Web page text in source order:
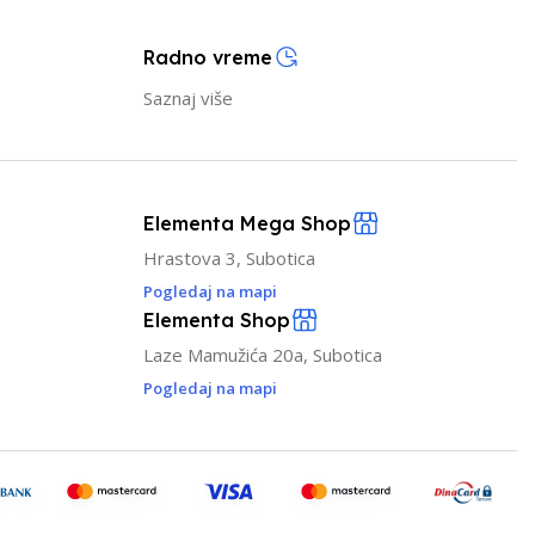
Radno vreme
Saznaj više
Elementa Mega Shop
Hrastova 3, Subotica
Pogledaj na mapi
Elementa Shop
Laze Mamužića 20a, Subotica
Pogledaj na mapi